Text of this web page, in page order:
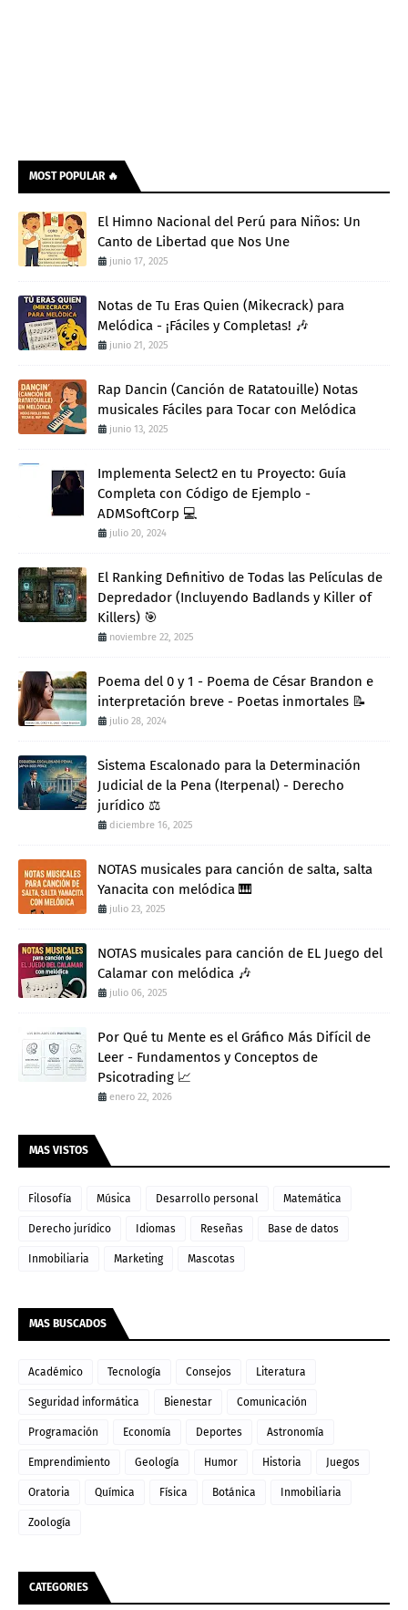
MOST POPULAR 🔥
El Himno Nacional del Perú para Niños: Un
Canto de Libertad que Nos Une
junio 17, 2025
Notas de Tu Eras Quien (Mikecrack) para
Melódica - ¡Fáciles y Completas! 🎶
junio 21, 2025
Rap Dancin (Canción de Ratatouille) Notas
musicales Fáciles para Tocar con Melódica
junio 13, 2025
Implementa Select2 en tu Proyecto: Guía
Completa con Código de Ejemplo -
ADMSoftCorp 💻
julio 20, 2024
El Ranking Definitivo de Todas las Películas de
Depredador (Incluyendo Badlands y Killer of
Killers) 🎯
noviembre 22, 2025
Poema del 0 y 1 - Poema de César Brandon e
interpretación breve - Poetas inmortales 📝
julio 28, 2024
Sistema Escalonado para la Determinación
Judicial de la Pena (Iterpenal) - Derecho
jurídico ⚖️
diciembre 16, 2025
NOTAS musicales para canción de salta, salta
Yanacita con melódica 🎹
julio 23, 2025
NOTAS musicales para canción de EL Juego del
Calamar con melódica 🎶
julio 06, 2025
Por Qué tu Mente es el Gráfico Más Difícil de
Leer - Fundamentos y Conceptos de
Psicotrading 📈
enero 22, 2026
MAS VISTOS
Filosofía Música Desarrollo personal Matemática
Derecho jurídico Idiomas Reseñas Base de datos
Inmobiliaria Marketing Mascotas
MAS BUSCADOS
Académico Tecnología Consejos Literatura
Seguridad informática Bienestar Comunicación
Programación Economía Deportes Astronomía
Emprendimiento Geología Humor Historia Juegos
Oratoria Química Física Botánica Inmobiliaria
Zoología
CATEGORIES